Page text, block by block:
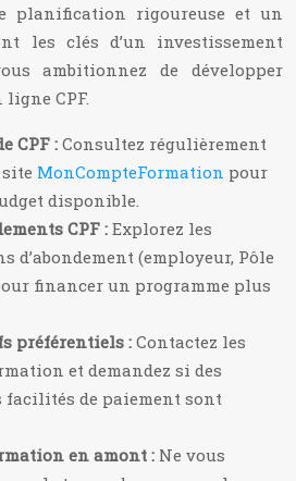
planification rigoureuse et un
les clés d’un investissement
ambitionnez de développer
CPF.
CPF :Consultez régulièrement
MonCompteFormation pour
disponible.
CPF : Explorez les
d’abondement (employeur, Pôle
financer un programme plus
préférentiels : Contactez les
et demandez si des
facilités de paiement sont
en amont : Ne vous